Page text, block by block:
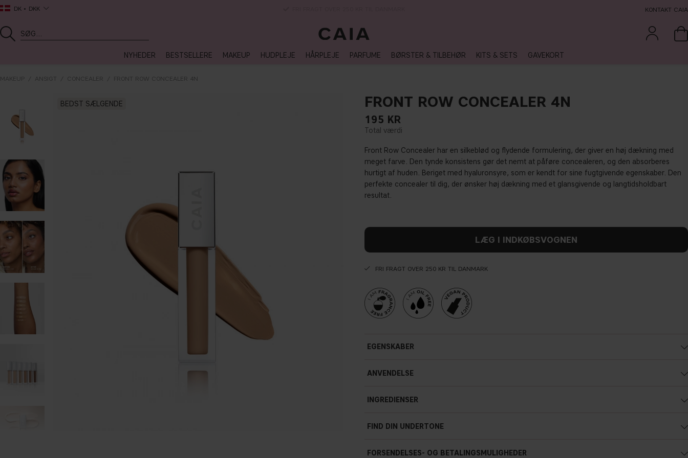
DK DKK KONTAKT CAIA
NYHEDER BESTSELLERE MAKEUP HUDPLEJE HÅRPLEJE PARFUME BØRSTER & TILBEHØR KITS & SETS GAVEKORT
MAKEUP ANSIGT CONCEALER FRONT ROW CONCEALER 4N
BEDST SÆLGENDE FRONT ROW CONCEALER 4N
195 KR
Front Row Concealer har en silkeblød og flydende formulering, der giver en høj dækning med
meget farve. Den tynde konsistens gør det nemt at påføre concealeren, og den absorberes
hurtigt af huden. Beriget med hyaluronsyre, som er kendt for sine fugtgivende egenskaber. Den
perfekte concealer til dig, der ønsker høj dækning med et glansgivende og langtidsholdbart
resultat.
LÆG I INDKØBSVOGNEN
FRI FRAGT OVER 250 KR TIL DANMARK
EGENSKABER
ANVENDELSE
INGREDIENSER
FIND DIN UNDERTONE
FORSENDELSES- OG BETALINGSMULIGHEDER